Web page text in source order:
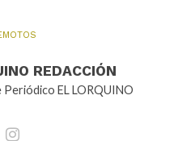
REDACCIÓN
Periódico EL LORQUINO